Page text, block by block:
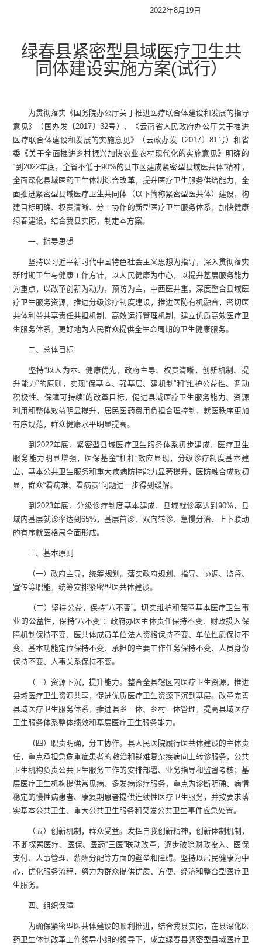
2022年8月19 日
绿春县紧密型县域医疗卫生共
同体建设实施方案(试行）
为贯彻落实《国务院办公厅关于推进医疗联合体建设和发展的指导
意见》（国办发〔2017〕32号）、《云南省人民政府办公厅关于推进
医疗联合体建设和发展的实施意见》（云政办发〔2017〕81号）和 省
委《关于全面推进乡村振兴加快农业农村现代化的实施意见》明确 的
“到2022年底，全省不低于90%的县市区建成紧密型县域医共体”精神，
全面深化县域医药卫生体制综合改革，提升医疗卫生服务供给能力，全
面推进紧密型县域医疗卫生共同体 （以下简称紧密型医共体） 建设，构
建目标明确、权责清晰、分工协作的新型医疗卫生服务体系 ， 加快健康
绿春建设 ，结合我县实际，制定本方案。
一、指导思想
坚持以习近平新时代中国特色社会主义思想为指导，深入贯彻落实
新时期卫生与健康工作方针，以人民健康为中心，以提升基层服务能力
为重点，以改革创新为动力，预防为主，中西医并重，深度整合县域医
疗卫生服务资源，推进分级诊疗制度建设，推进医防有机融合，密切医
共体利益共享责任共担机制、高效运行管理机制，建立优质高效医疗卫
生服务体系，更好地为人民群众提供全生命周期的卫生健康服务。
二、总体目标
坚持“以人为本、健康优先，政府主导、权责清晰，创新机制、提
升能力”的原则，实现“保基本、强基层、建机制”和“维护公益性、调动
积极性、保障可持续”的改革目标，促进县域医疗卫生服务能力、资源
利用和整体效益明显提升，居民医药费用负担合理控制，就医秩序更加
有序规范，群众健康水平明显提高。
到2022年底，紧密型县域医疗卫生服务体系初步建成，医疗卫生
服务能力明显增强 ，
医保基金“杠杆”效应显现，分级诊疗制度基本建
立 ，基本公共卫生服务和重大疾病防控能力显著提升，医防融合成效初
显 ，群众“看病难、看病贵”问题进一步得到缓解。
到2023年底，分级诊疗制度基本建成，县域就诊率达到90%，县
域内基层就诊率达到65%，基层首诊、双向转诊、急慢分治、上下联动
的有序就医格局全面形成。
三、基本原则
（一）政府主导，统筹规划。 落实政府规划、指导、协调、监督、
宣传等职能，统筹安排紧密型医共体建设。
（二）坚持公益，保持“八不变”。切实维护和保障基本医疗卫生事
业的公益性，保持“八不变”：政府办医主体责任保持不变、财政投入保
障机制保持不变、医共体成员单位法人资格保持不变、单位性质保持不
变、基本功能定位保持不变、承担的主要工作任务保持不变、人员身份
保持不变、人事关系保持不变。
（三）资源下沉，提升能力。 整合全县辖区内医疗卫生资源，推进
县域医疗卫生资源共享，促进优质医疗卫生资源下沉到基层。改革完善
县域医疗卫生服务体系，推进县乡一体、乡村一体管理，提高县域医疗
卫生服务体系整体绩效和基层医疗卫生服务能力。
（四）职责明确，分工协作。 县人民 医院履行医共体建设的主体责
任，重点承担急危重症患者的救治和疑难复杂疾病向上转诊服务，公共
卫生机构负责公共卫生服务工作的安排部署、业务指导和监督考核；基
层医疗卫生机构提供常见病、多发病诊疗服务，重点为诊断明确、病情
稳定的慢性病患者、康复期患者提供连续性医疗卫生服务，并按要求落
实基本公共卫生、重大公共卫生服务和突发公共卫生事件应急处置。
（五）创新机制，群众受益。 发挥自我创新精神，创新体制机制，
不断探索医疗、医保、医药“三医”联动改革，逐步破除财政投入、医保
支付、人事管理、薪酬分配等方面的壁垒和障碍。坚持以居民健康为中
心，优化服务流程，努力为群众提供优质、方便、经济和整合型医疗卫
生服务。
四、组织保障
为确保紧密型医共体建设的顺利推进，结合我县实际，在县深化医
药卫生体制改革工作领导小组的领导下， 成立绿春县紧密型县域医疗卫